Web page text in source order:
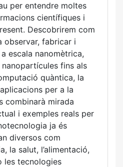
per entendre moltes
científiques i
Descobrirem com
observar, fabricar i
escala nanomètrica,
fins als
quàntica, la
per a la
combinarà mirada
i exemples reals per
ja és
diversos com
la salut, l’alimentació,
les tecnologies